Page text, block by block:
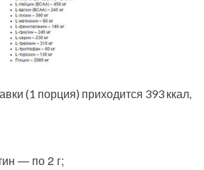
(1 порция) приходится 393 ккал,
— по 2 г;